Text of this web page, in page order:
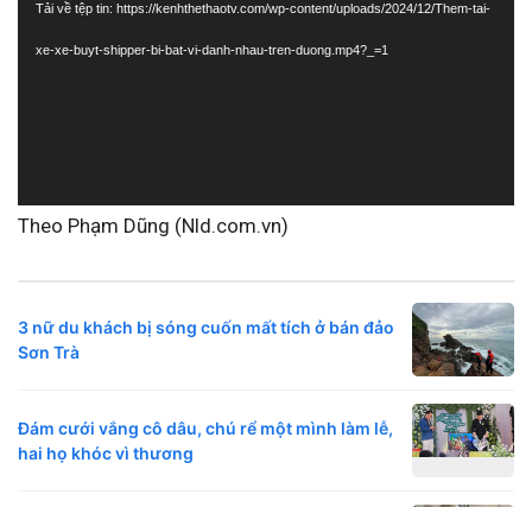
Tải về tệp tin: https://kenhthethaotv.com/wp-content/uploads/2024/12/Them-tai-
xe-xe-buyt-shipper-bi-bat-vi-danh-nhau-tren-duong.mp4?_=1
Theo Phạm Dũng (Nld.com.vn)
3 nữ du khách bị sóng cuốn mất tích ở bán đảo
Sơn Trà
Đám cưới vắng cô dâu, chú rể một mình làm lễ,
hai họ khóc vì thương